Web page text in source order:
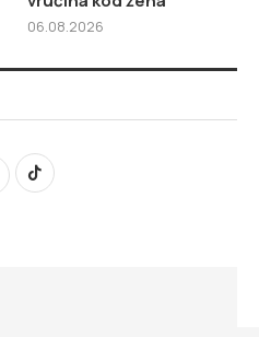
06.08.2026